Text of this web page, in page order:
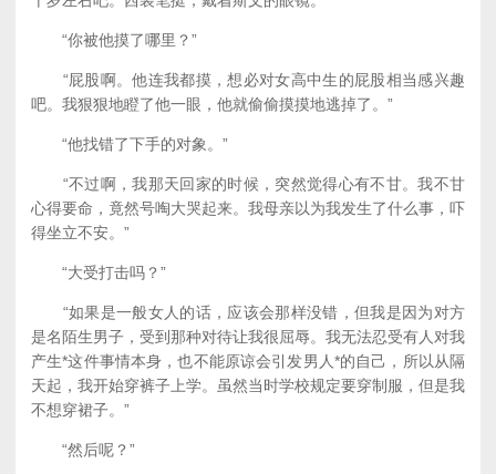
“你被他摸了哪里？”
“屁股啊。他连我都摸，想必对女高中生的屁股相当感兴趣
吧。我狠狠地瞪了他一眼，他就偷偷摸摸地逃掉了。”
“他找错了下手的对象。”
“不过啊，我那天回家的时候，突然觉得心有不甘。我不甘
心得要命，竟然号啕大哭起来。我母亲以为我发生了什么事，吓
得坐立不安。”
“大受打击吗？”
“如果是一般女人的话，应该会那样没错，但我是因为对方
是名陌生男子，受到那种对待让我很屈辱。我无法忍受有人对我
产生*这件事情本身，也不能原谅会引发男人*的自己，所以从隔
天起，我开始穿裤子上学。虽然当时学校规定要穿制服，但是我
不想穿裙子。”
“然后呢？”